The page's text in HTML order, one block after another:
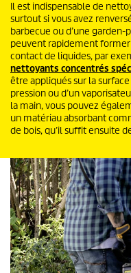
Il est indispensable de
surtout si vous avez
barbecue ou d’une garden-
peuvent rapidement
contact de liquides, par
nettoyants concentrés
être appliqués sur la
pression ou d’un
la main, vous pouvez
un matériau absorbant
de bois, qu’il suffit ensuite